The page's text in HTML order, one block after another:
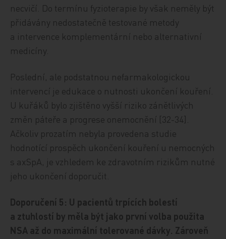
necvičí. Do termínu fyzioterapie by však neměly být
přidávány nedostatečně testované metody
a intervence komplementární nebo alternativní
medicíny.
Poslední, ale podstatnou nefarmakologickou
intervencí je edukace o nutnosti ukončení kouření.
U kuřáků bylo zjištěno vyšší riziko zánětlivých
změn páteře a progrese onemocnění [32-34].
Ačkoliv prozatím nebyla provedena studie
hodnotící prospěch ukončení kouření u nemocných
s axSpA, je vzhledem ke zdravotním rizikům nutné
jeho ukončení doporučit.
Doporučení 5: U pacientů trpících bolestí
a ztuhlostí by měla být jako první volba použita
NSA až do maximální tolerované dávky. Zároveň